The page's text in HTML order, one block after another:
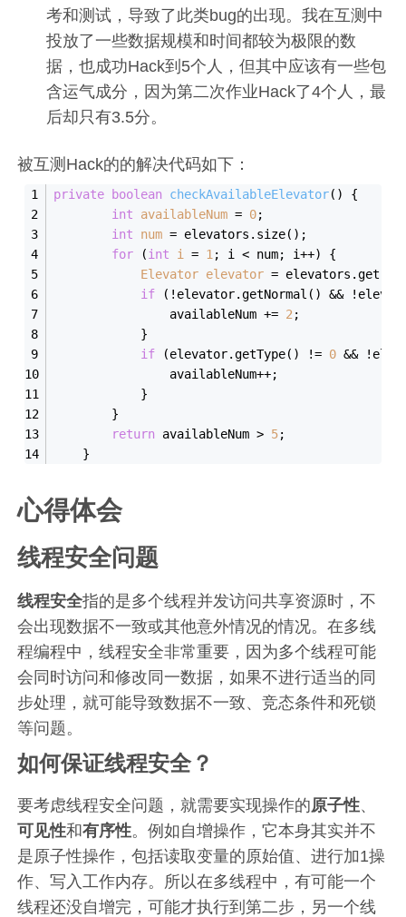
考和测试，导致了此类bug的出现。我在互测中
投放了一些数据规模和时间都较为极限的数
据，也成功Hack到5个人，但其中应该有一些包
含运气成分，因为第二次作业Hack了4个人，最
后却只有3.5分。
被互测Hack的的解决代码如下：
private boolean checkAvailableElevator()
{
int
availableNum = 0;
int
num = elevators.size();
for (int i = 1 ; i < num; i++) {
Elevator elevator =
if (!elevator.getNormal() &&
                availableNum +=
2 ;
            }
if (elevator.getType() != 0 &&
                availableNum++;
            }
        }
return availableNum > 5;
    }
心得体会
线程安全问题
线程安全指的是多个线程并发访问共享资源时，不
会出现数据不一致或其他意外情况的情况。在多线
程编程中，线程安全非常重要，因为多个线程可能
会同时访问和修改同一数据，如果不进行适当的同
步处理，就可能导致数据不一致、竞态条件和死锁
等问题。
如何保证线程安全？
要考虑线程安全问题，就需要实现操作的原子性、
可见性和有序性。例如自增操作，它本身其实并不
是原子性操作，包括读取变量的原始值、进行加1操
作、写入工作内存。所以在多线程中，有可能一个
线程还没自增完，可能才执行到第二步，另一个线